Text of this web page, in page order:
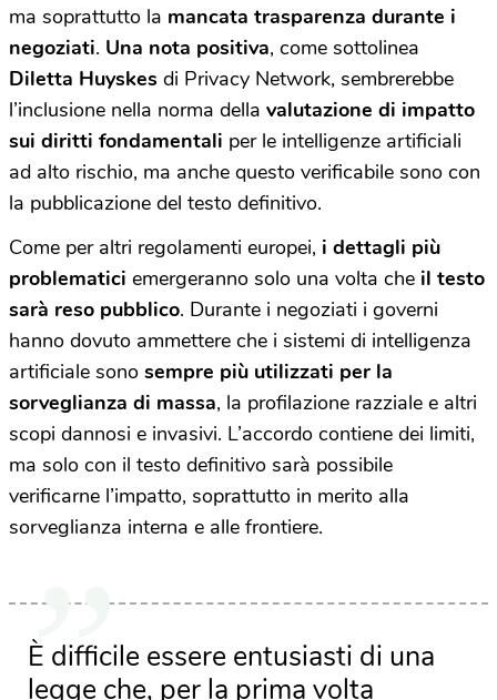
ma soprattutto la mancata trasparenza durante i
negoziati. Una nota positiva, come sottolinea
Diletta Huyskes di Privacy Network, sembrerebbe
l’inclusione nella norma della valutazione di impatto
sui diritti fondamentali per le intelligenze artificiali
ad alto rischio, ma anche questo verificabile sono con
la pubblicazione del testo definitivo.
Come per altri regolamenti europei, i dettagli più
problematici emergeranno solo una volta che il testo
sarà reso pubblico. Durante i negoziati i governi
hanno dovuto ammettere che i sistemi di intelligenza
artificiale sono sempre più utilizzati per la
sorveglianza di massa, la profilazione razziale e altri
scopi dannosi e invasivi. L’accordo contiene dei limiti,
ma solo con il testo definitivo sarà possibile
verificarne l’impatto, soprattutto in merito alla
sorveglianza interna e alle frontiere.
È difficile essere entusiasti di una
legge che, per la prima volta